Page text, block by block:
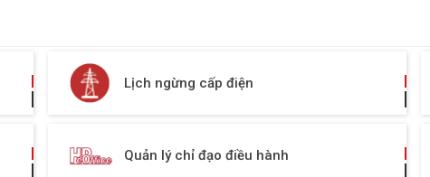
Lịch ngừng cấp điện
Quản lý chỉ đạo điều hành